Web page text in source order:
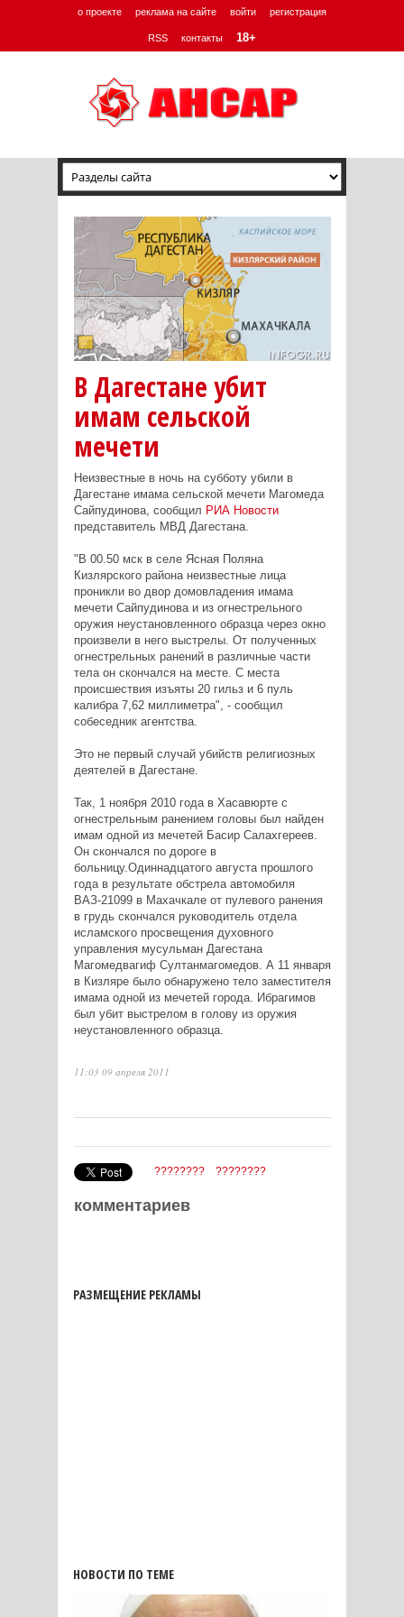
о проекте реклама на сайте войти регистрация
RSS контакты 18+
В Дагестане убит
имам сельской
мечети
Неизвестные в ночь на субботу убили в
Дагестане имама сельской мечети Магомеда
Сайпудинова, сообщил РИА Новости
представитель МВД Дагестана.
"В 00.50 мск в селе Ясная Поляна
Кизлярского района неизвестные лица
проникли во двор домовладения имама
мечети Сайпудинова и из огнестрельного
оружия неустановленного образца через окно
произвели в него выстрелы. От полученных
огнестрельных ранений в различные части
тела он скончался на месте. С места
происшествия изъяты 20 гильз и 6 пуль
калибра 7,62 миллиметра", - сообщил
собеседник агентства.
Это не первый случай убийств религиозных
деятелей в Дагестане.
Так, 1 ноября 2010 года в Хасавюрте с
огнестрельным ранением головы был найден
имам одной из мечетей Басир Салахгереев.
Он скончался по дороге в
больницу.Одиннадцатого августа прошлого
года в результате обстрела автомобиля
ВАЗ-21099 в Махачкале от пулевого ранения
в грудь скончался руководитель отдела
исламского просвещения духовного
управления мусульман Дагестана
Магомедвагиф Султанмагомедов. А 11 января
в Кизляре было обнаружено тело заместителя
имама одной из мечетей города. Ибрагимов
был убит выстрелом в голову из оружия
неустановленного образца.
11:03 09 апреля 2011
???????? ????????
комментариев
РАЗМЕЩЕНИЕ РЕКЛАМЫ
НОВОСТИ ПО ТЕМЕ